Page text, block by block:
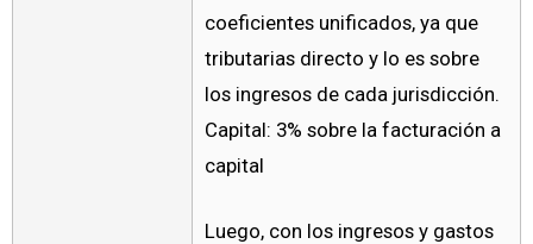
coeficientes unificados, ya que
tributarias directo y lo es sobre
los ingresos de cada jurisdicción.
Capital: 3% sobre la facturación a
capital
Luego, con los ingresos y gastos